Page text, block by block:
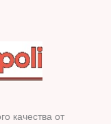
качества от